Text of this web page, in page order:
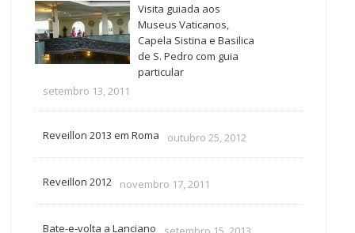
Visita guiada aos
Museus Vaticanos,
Capela Sistina e Basilica
de S. Pedro com guia
particular
setembro 13, 2011
Reveillon 2013 em Roma outubro 25, 2012
Reveillon 2012 novembro 17, 2011
Bate-e-volta a Lanciano